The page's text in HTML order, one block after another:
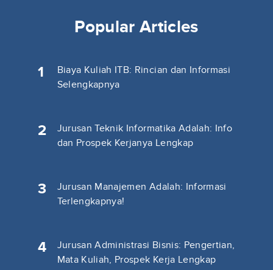
Popular Articles
1
Biaya Kuliah ITB: Rincian dan Informasi
Selengkapnya
2
Jurusan Teknik Informatika Adalah: Info
dan Prospek Kerjanya Lengkap
3
Jurusan Manajemen Adalah: Informasi
Terlengkapnya!
4
Jurusan Administrasi Bisnis: Pengertian,
Mata Kuliah, Prospek Kerja Lengkap